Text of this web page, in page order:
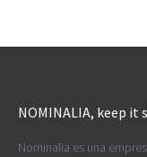
NOMINALIA, keep it
Nominalia es una